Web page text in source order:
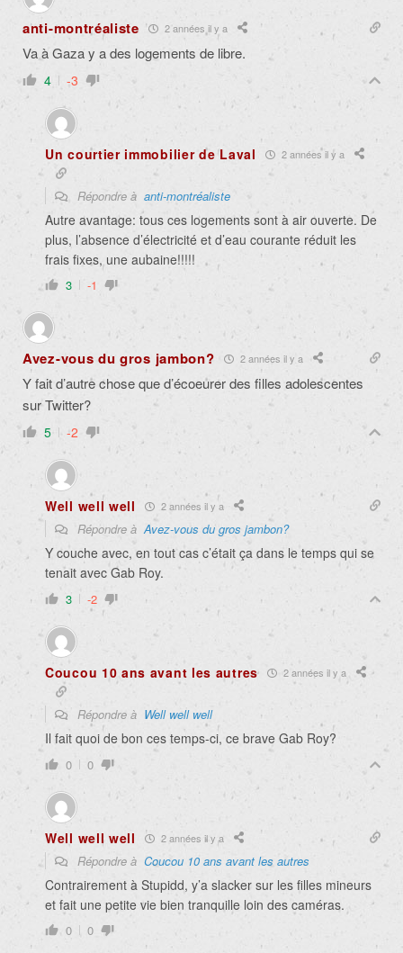
anti-montréaliste 2 années il y a
Va à Gaza y a des logements de libre.
4 -3
Un courtier immobilier de Laval 2 années il y a
Répondre à anti-montréaliste
Autre avantage: tous ces logements sont à air ouverte. De
plus, l’absence d’électricité et d’eau courante réduit les
frais fixes, une aubaine!!!!!
3 -1
Avez-vous du gros jambon? 2 années il y a
Y fait d’autre chose que d’écoeurer des filles adolescentes
sur Twitter?
5 -2
Well well well 2 années il y a
Répondre àAvez-vous du gros jambon?
Y couche avec, en tout cas c’était ça dans le temps qui se
tenait avec Gab Roy.
3 -2
Coucou 10 ans avant les autres 2 années il y a
Répondre à Well well well
Il fait quoi de bon ces temps-ci, ce brave Gab Roy?
0 0
Well well well 2 années il y a
Répondre à Coucou 10 ans avant les autres
Contrairement à Stupidd, y’a slacker sur les filles mineurs
et fait une petite vie bien tranquille loin des caméras.
0 0